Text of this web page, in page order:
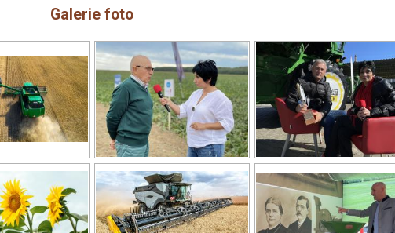
Galerie foto